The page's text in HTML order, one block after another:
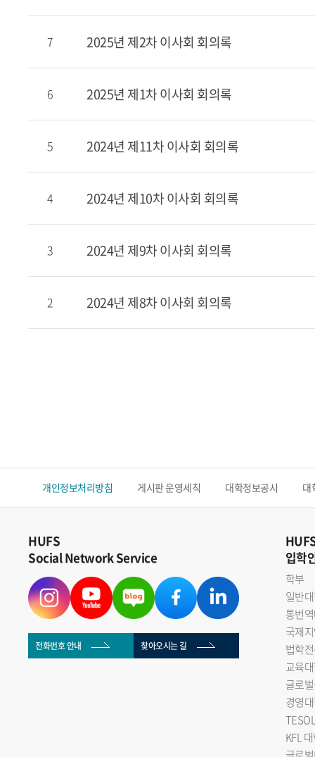
7 2025년 제2차 이사회 회의록
6 2025년 제1차 이사회 회의록
5 2024년 제11차 이사회 회의록
4 2024년 제10차 이사회 회의록
3 2024년 제9차 이사회 회의록
2 2024년 제8차 이사회 회의록
개인정보처리방침 게시판 운영세칙 대학정보공시 대
HUFS
Social Network Service
전화번호 안내 찾아오시는 길
입학
학부
일반
통번
국제
법학
교육
글로
경영
KFL